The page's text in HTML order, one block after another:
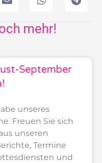
mehr!
September
unseres
Freuen Sie sich
unseren
Termine
und